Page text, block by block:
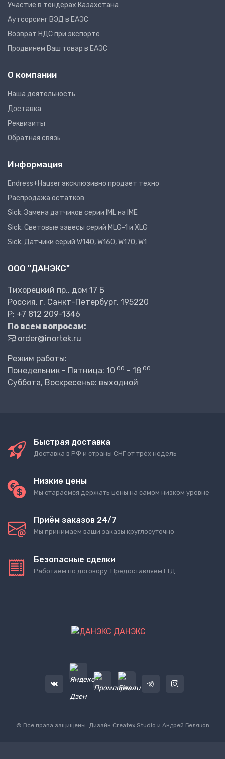
Участие в тендерах Казахстана
Аутсорсинг ВЭД в ЕАЭС
Возврат НДС при экспорте
Продвинем Ваш товар в ЕАЭС
О компании
Наша деятельность
Доставка
Реквизиты
Обратная связь
Информация
Endress+Hauser эксклюзивно продает техно
Распродажа остатков
Sick. Замена датчиков серии IML на IME
Sick. Световые завесы серий MLG-1 и XLG
Sick. Датчики серий W140, W160, W170, W1
ООО "ДАНЭКС"
Тихорецкий пр., дом 17 Б
Россия, г. Санкт-Петербург, 195220
P: +7 812 209-1346
По всем вопросам:
order@inortek.ru
Режим работы:
Понедельник - Пятница: 10 00 - 18 00
Суббота, Воскресенье: выходной
Быстрая доставка
Доставка в РФ и страны СНГ от трёх недель
Низкие цены
Мы стараемся держать цены на самом низком уровне
Приём заказов 24/7
Мы принимаем ваши заказы круглосуточно
Безопасные сделки
Работаем по договору. Предоставляем ГТД.
ДАНЭКС
© Все права защищены. Дизайн Createx Studio и Андрей Беляков